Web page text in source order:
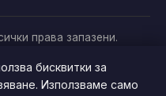
права запазени.
Този сайт е независим и
линкове. Когато купите
бисквитки за
Използваме само